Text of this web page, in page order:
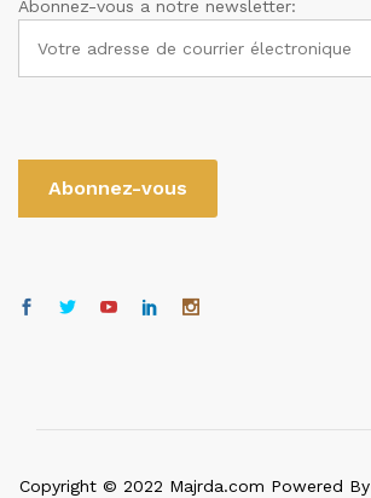
Abonnez-vous a notre newsletter:
Copyright © 2022 Majrda.com Powered By